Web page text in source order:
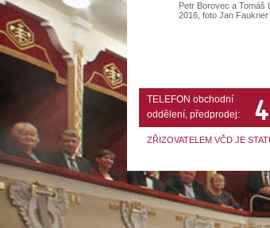
Petr Borovec a Tomáš
2016, foto Jan Faukner
TELEFON obchodní
oddělení, předprodej:
ZŘIZOVATELEM VČD JE